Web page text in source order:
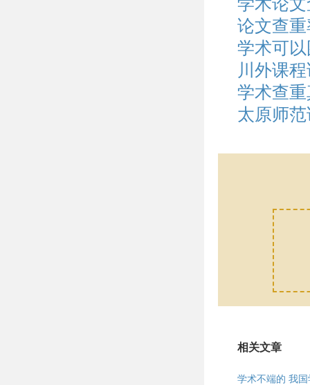
学术论
论文查
学术可
川外课
学术查
太原师
相关文章
学术不端的 我